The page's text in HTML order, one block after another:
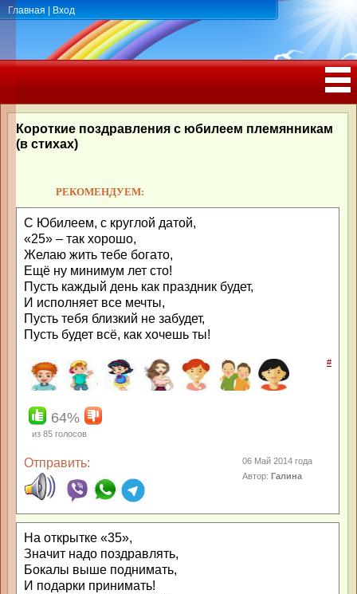
Главная Вход
РОЖДЕНИЯ, ЮБИЛЕЕМ
Короткие поздравления с юбилеем племянникам
(в стихах)
РЕКОМЕНДУЕМ:
С Юбилеем, с круглой датой,
«25» – так хорошо,
Желаю жить тебе богато,
Ещё ну минимум лет сто!
Пусть каждый день как праздник будет,
И исполняет все мечты,
Пусть тебя близкий не забудет,
Пусть будет всё, как хочешь ты!
#
64%
из 85 голосов
Отправить:
06 Май 2014 года
Автор:Галина
На открытке «35»,
Значит надо поздравлять,
Бокалы выше поднимать,
И подарки принимать!